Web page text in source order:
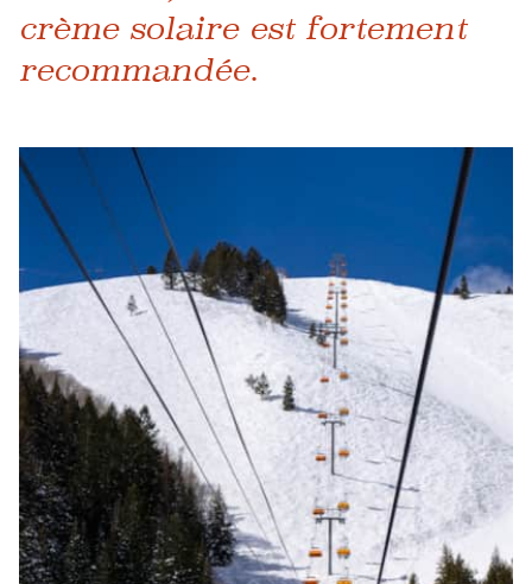
crème solaire est fortement
recommandée.